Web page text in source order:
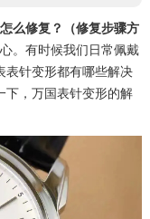
么修复？（修复步骤方
。有时候我们日常佩戴
表针变形都有哪些解决
下，万国表针变形的解